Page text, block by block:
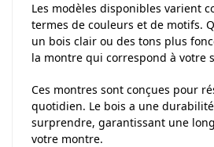
Les modèles disponibles varient
termes de couleurs et de motifs.
un bois clair ou des tons plus
la montre qui correspond à votre
Ces montres sont conçues pour
quotidien. Le bois a une
surprendre, garantissant une
votre montre.